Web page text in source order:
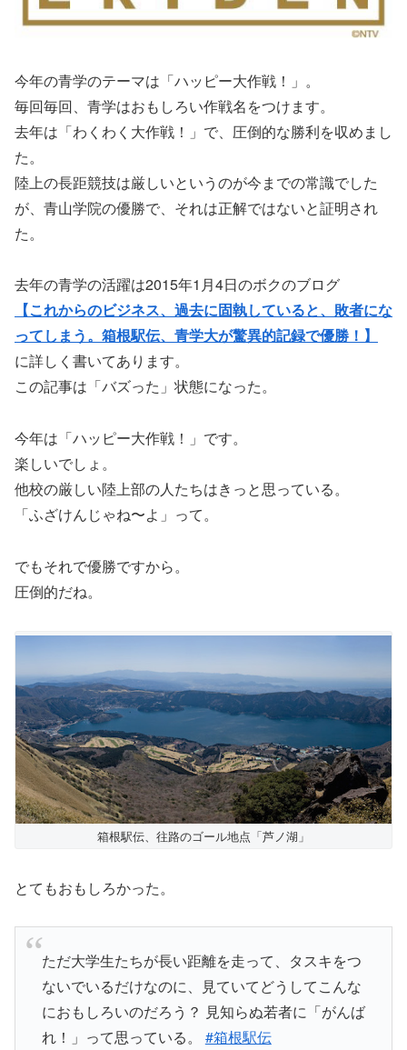
今年の青学のテーマは「ハッピー大作戦！」。
毎回毎回、青学はおもしろい作戦名をつけます。
去年は「わくわく大作戦！」で、圧倒的な勝利を収めまし
た。
陸上の長距競技は厳しいというのが今までの常識でした
が、青山学院の優勝で、それは正解ではないと証明され
た。
去年の青学の活躍は2015年1月4日のボクのブログ
【これからのビジネス、過去に固執していると、敗者にな
ってしまう。箱根駅伝、青学大が驚異的記録で優勝！】
に詳しく書いてあります。
この記事は「バズった」状態になった。
今年は「ハッピー大作戦！」です。
楽しいでしょ。
他校の厳しい陸上部の人たちはきっと思っている。
「ふざけんじゃね〜よ」って。
でもそれで優勝ですから。
圧倒的だね。
箱根駅伝、往路のゴール地点「芦ノ湖」
とてもおもしろかった。
ただ大学生たちが長い距離を走って、タスキをつ
ないでいるだけなのに、見ていてどうしてこんな
におもしろいのだろう？ 見知らぬ若者に「がんば
れ！」って思っている。 #箱根駅伝